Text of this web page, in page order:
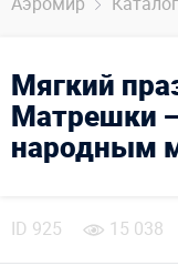
Мягкий
Матрешки
народным
ID 925 15 038